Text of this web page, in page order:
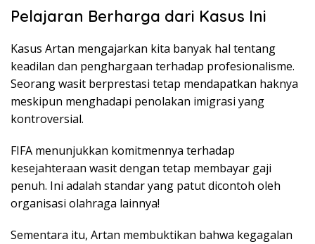
Pelajaran Berharga dari Kasus Ini
Kasus Artan mengajarkan kita banyak hal tentang
keadilan dan penghargaan terhadap profesionalisme.
Seorang wasit berprestasi tetap mendapatkan haknya
meskipun menghadapi penolakan imigrasi yang
kontroversial.
FIFA menunjukkan komitmennya terhadap
kesejahteraan wasit dengan tetap membayar gaji
penuh. Ini adalah standar yang patut dicontoh oleh
organisasi olahraga lainnya!
Sementara itu, Artan membuktikan bahwa kegagalan